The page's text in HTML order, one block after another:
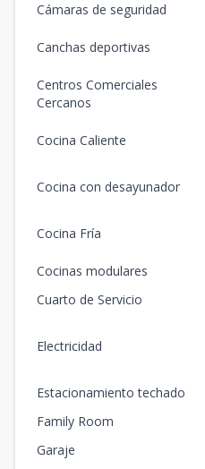
Cámaras de seguridad
Canchas deportivas
Centros Comerciales
Cercanos
Cocina Caliente
Cocina con desayunador
Cocina Fría
Cocinas modulares
Cuarto de Servicio
Electricidad
Estacionamiento techado
Family Room
Garaje